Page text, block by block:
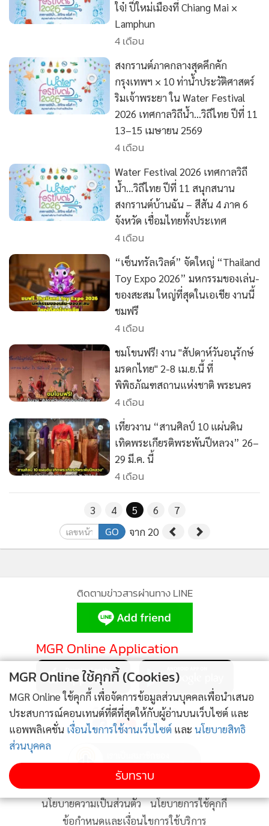
Motoring
• เกม
• SMEs
หุ้น
อินโดจีน
• ญี่ปุ่น
News1
• Gotomanager
ใจ๋! ปี๋ใหม่เมืองที่ Chiang Mai ×
Lamphun
4 เดือน
สงกรานต์ภาคกลางสุดคึกคัก
กรุงเทพฯ × 10 ท่าน้ำประวัติศาสตร์
ริมเจ้าพระยา ใน Water Festival
2026 เทศกาลวิถีน้ำ…วิถีไทย ปีที่ 11
13–15 เมษายน 2569
4 เดือน
Water Festival 2026 เทศกาลวิถี
น้ำ…วิถีไทย ปีที่ 11 สนุกสนาน
สงกรานต์บ้านฉัน – สีสัน 4 ภาค 6
จังหวัด เชื่อมไทยทั้งประเทศ
4 เดือน
“เซ็นทรัลเวิลด์” จัดใหญ่ “Thailand
Toy Expo 2026” มหกรรมของเล่น-
ของสะสม ใหญ่ที่สุดในเอเชีย งานนี้
ชมฟรี
4 เดือน
ชมโขนฟรี! งาน "สัปดาห์วันอนุรักษ์
มรดกไทย" 2-8 เม.ย.นี้ ที่
พิพิธภัณฑสถานแห่งชาติ พระนคร
4 เดือน
เที่ยวงาน “สานศิลป์ 10 แผ่นดิน
เทิดพระเกียรติพระพันปีหลวง” 26–
29 มี.ค. นี้
4 เดือน
3 4 5 6 7
GO จาก 20
ติดตามข่าวสารผ่านทาง LINE
MGR Online Application
ติดตาม MGR Online
นโยบายความเป็นส่วนตัว
นโยบายการใช้คุกกี้
ข้อกำหนดและเงื่อนไขการใช้บริการ
MGR Online ใช้คุกกี้ (Cookies)
MGR Online ใช้คุกกี้ เพื่อจัดการข้อมูลส่วนบุคคลเพื่อนำเสนอ
ประสบการณ์คอนเทนต์ที่ดีที่สุดให้กับผู้อ่านบนเว็บไซต์ และ
แอพพลิเคชั่น เงื่อนไขการใช้งานเว็บไซต์ และ นโยบายสิทธิ
ส่วนบุคคล
รับทราบ